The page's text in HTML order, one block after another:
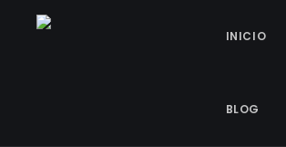
INICIO
BLOG